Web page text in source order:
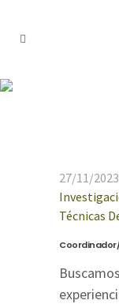
27/11/2023
Técnicas